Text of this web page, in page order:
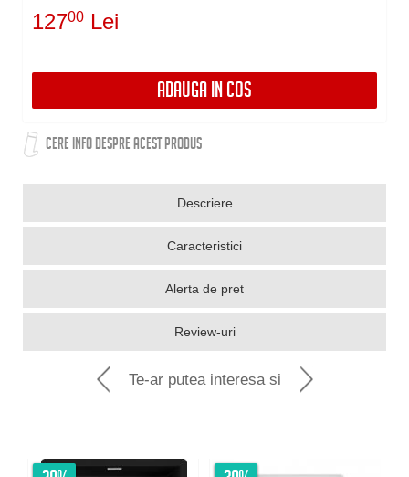
12700 Lei
ADAUGA IN COS
CERE INFO DESPRE ACEST PRODUS
Descriere
Caracteristici
Alerta de pret
Review-uri
Te-ar putea interesa si